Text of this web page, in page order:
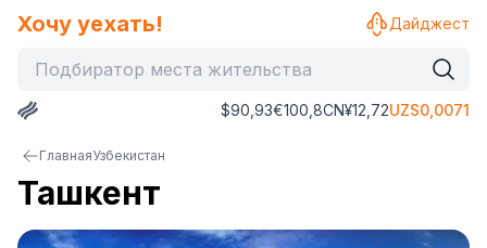
Хочу уехать!
$90,93€100,8CN¥12,72UZS0,0071
Дайджест
ГлавнаяУзбекистан
Ташкент